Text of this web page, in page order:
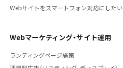
Webサイトをスマートフォン対応にしたい
Webマーケティング・サイト運用
ランディングページ施策